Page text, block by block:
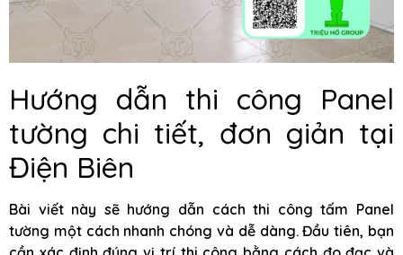
Hướng dẫn thi công Panel
tường chi tiết, đơn giản tại
Điện Biên
Bài viết này sẽ hướng dẫn cách thi công tấm Panel
tường một cách nhanh chóng và dễ dàng. Đầu tiên, bạn